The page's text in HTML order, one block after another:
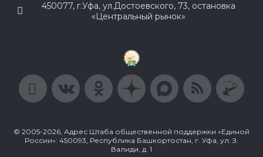
450077, г.Уфа, ул.Достоевского, 73, остановка
«Центральный рынок»
© 2005-2026, Адрес Штаба общественной поддержки «Единой
России»: 450093, Республика Башкортостан, г. Уфа, ул. З.
Валиди, д. 1